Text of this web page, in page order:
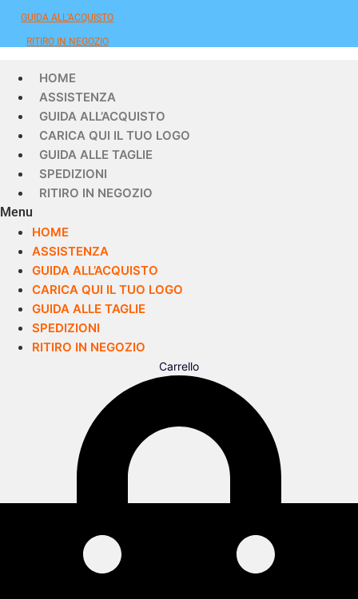
GUIDA ALL'ACQUISTO
RITIRO IN NEGOZIO
HOME
ASSISTENZA
GUIDA ALL’ACQUISTO
CARICA QUI IL TUO LOGO
GUIDA ALLE TAGLIE
SPEDIZIONI
RITIRO IN NEGOZIO
Menu
HOME
ASSISTENZA
GUIDA ALL’ACQUISTO
CARICA QUI IL TUO LOGO
GUIDA ALLE TAGLIE
SPEDIZIONI
RITIRO IN NEGOZIO
Carrello